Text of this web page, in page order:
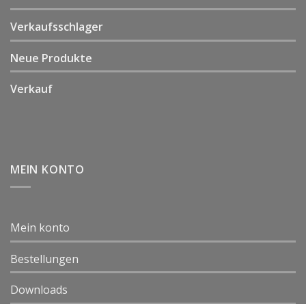
Verkaufsschlager
Neue Produkte
Verkauf
MEIN KONTO
Mein konto
Bestellungen
Downloads